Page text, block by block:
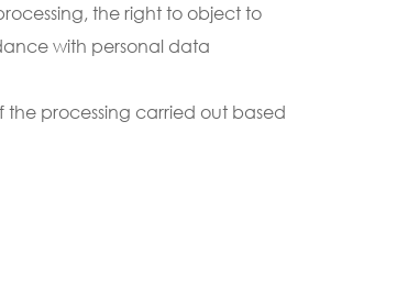
the right to object to
with personal data
processing carried out based